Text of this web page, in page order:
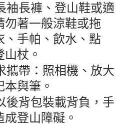
袖長褲、登山鞋或適
勿著一般涼鞋或拖
、手帕、飲水、點
杖。
攜帶：照相機、放大
與筆。
後背包裝載背負，手
登山障礙。